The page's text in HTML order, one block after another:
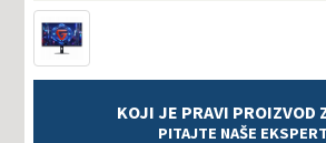
KOJI JE PRAVI PROIZVOD
PITAJTE NAŠE